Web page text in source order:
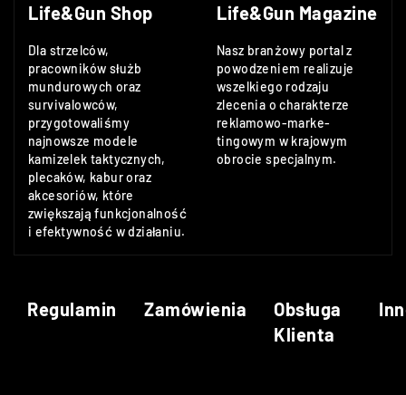
Life&Gun Shop
Dla strzelców,
pracowników służb
mundurowych oraz
survivalowców,
przygotowaliśmy
najnowsze modele
kamizelek taktycznych,
plecaków, kabur oraz
akcesoriów, które
zwiększają funkcjonalność
i efektywność w działaniu.
Life&Gun Magazine
Nasz branżowy portal z
powodzeniem realizuje
wszelkiego rodzaju
zlecenia o charakterze
reklamowo-marke-
tingowym w krajowym
obrocie specjalnym.
Regulamin Zamówienia
Obsługa
Klienta